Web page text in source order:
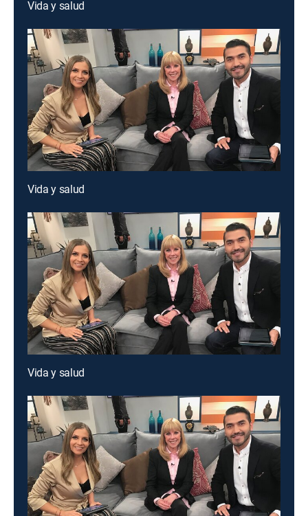
Vida y salud
Vida y salud
Vida y salud